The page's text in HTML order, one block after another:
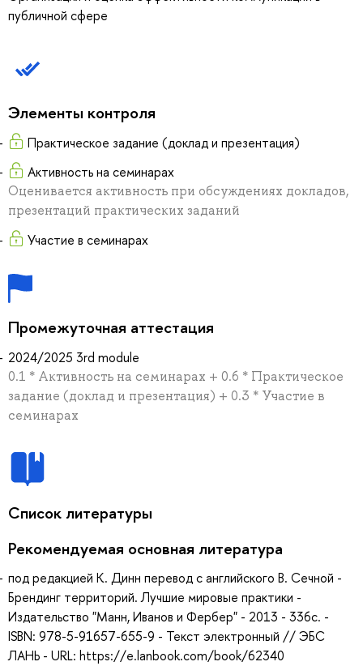
публичной сфере
Элементы контроля
Практическое задание (доклад и презентация)
Активность на семинарах
Оценивается активность при обсуждениях докладов,
презентаций практических заданий
Участие в семинарах
Промежуточная аттестация
2024/2025 3rd module
0.1 * Активность на семинарах + 0.6 * Практическое
задание (доклад и презентация) + 0.3 * Участие в
семинарах
Список литературы
Рекомендуемая основная литература
под редакцией К. Динн перевод с английского В. Сечной -
Брендинг территорий. Лучшие мировые практики -
Издательство "Манн, Иванов и Фербер" - 2013 - 336с. -
ISBN: 978-5-91657-655-9 - Текст электронный // ЭБС
ЛАНЬ - URL: https://e.lanbook.com/book/62340